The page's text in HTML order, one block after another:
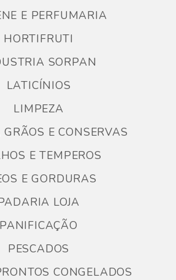
E PERFUMARIA
HORTIFRUTI
SORPAN
LATICÍNIOS
LIMPEZA
E CONSERVAS
E TEMPEROS
E GORDURAS
LOJA
PANIFICAÇÃO
PESCADOS
CONGELADOS